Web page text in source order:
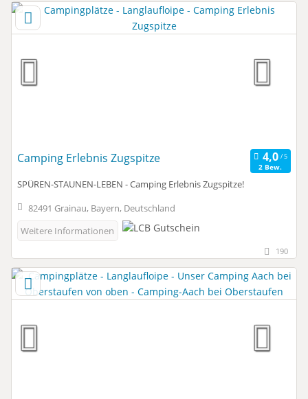
Camping Erlebnis Zugspitze
2 Bew.
SPÜREN-STAUNEN-LEBEN - Camping Erlebnis Zugspitze!
82491 Grainau, Bayern, Deutschland
Weitere Informationen
190